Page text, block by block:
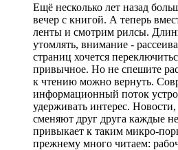
Eщё несколько лет назад
вечер с книгой. А теперь
ленты и смотрим рилсы.
утомлять, внимание -
страниц хочется
привычное. Но не спешите
к чтению можно вернуть.
информационный поток
удерживать интерес.
сменяют друг друга каждые
привыкает к таким микро-
прежнему много читаем: